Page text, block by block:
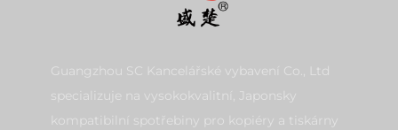
Guangzhou SC Kancelářské vybavení Co., Ltd
specializuje na vysokokvalitní, Japonsky
kompatibilní spotřebiny pro kopiéry a tiskárny